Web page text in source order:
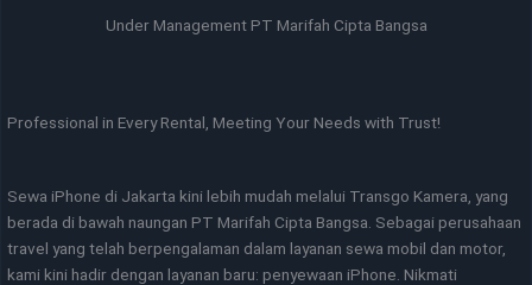
Under Management PT Marifah Cipta Bangsa
Professional in Every Rental, Meeting Your Needs with Trust!
Sewa iPhone di Jakarta kini lebih mudah melalui Transgo Kamera, yang
berada di bawah naungan PT Marifah Cipta Bangsa. Sebagai perusahaan
travel yang telah berpengalaman dalam layanan sewa mobil dan motor,
kami kini hadir dengan layanan baru: penyewaan iPhone. Nikmati